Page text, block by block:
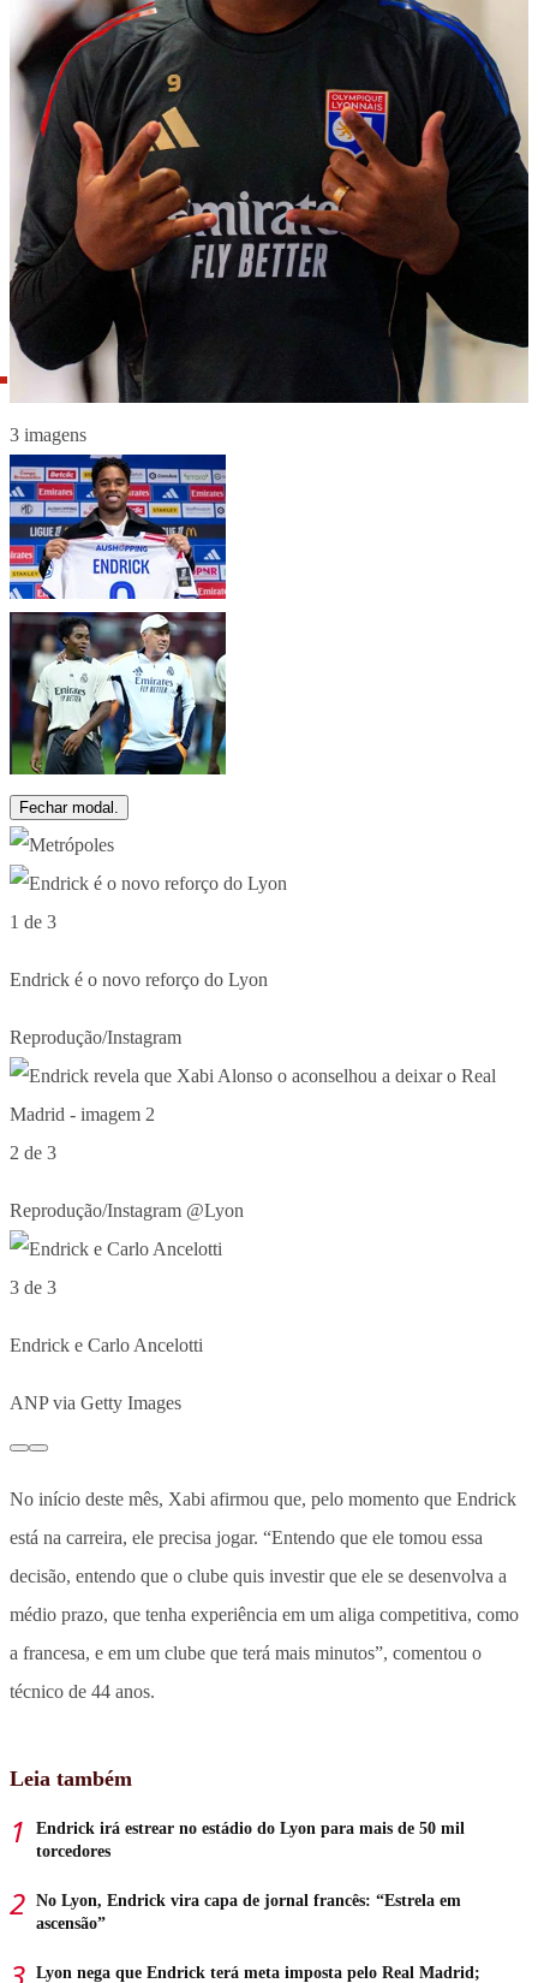
3 imagens
Fechar modal.
1 de 3
Endrick é o novo reforço do Lyon
Reprodução/Instagram
2 de 3
Reprodução/Instagram @Lyon
3 de 3
Endrick e Carlo Ancelotti
ANP via Getty Images
No início deste mês, Xabi afirmou que, pelo momento que Endrick
está na carreira, ele precisa jogar. “Entendo que ele tomou essa
decisão, entendo que o clube quis investir que ele se desenvolva a
médio prazo, que tenha experiência em um aliga competitiva, como
a francesa, e em um clube que terá mais minutos”, comentou o
técnico de 44 anos.
Leia também
Endrick irá estrear no estádio do Lyon para mais de 50 mil
torcedores
No Lyon, Endrick vira capa de jornal francês: “Estrela em
ascensão”
Lyon nega que Endrick terá meta imposta pelo Real Madrid;